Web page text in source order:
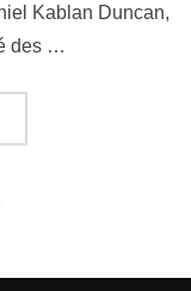
Kablan Duncan,
des …